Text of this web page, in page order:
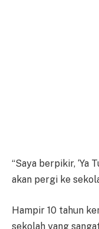
“Saya berpikir, ‘Ya
akan pergi ke
Hampir 10 tahun
sekolah yang